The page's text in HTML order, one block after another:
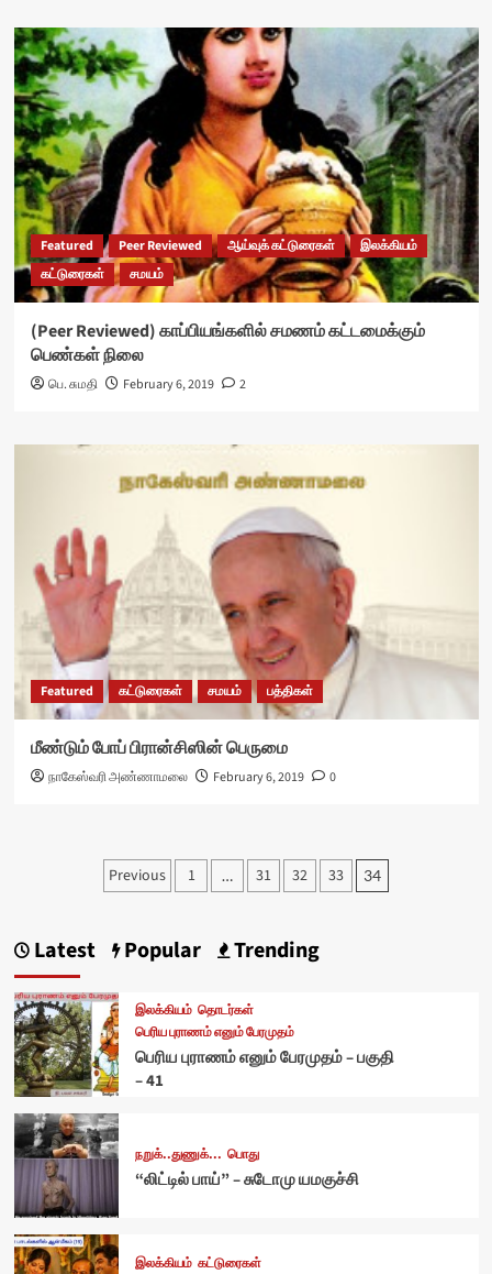
Featured Peer Reviewed ஆய்வுக் கட்டுரைகள்
இலக்கியம்
கட்டுரைகள்
சமயம்
(Peer Reviewed) காப்பியங்களில் சமணம் கட்டமைக்கும்
பெண்கள் நிலை
பெ. சுமதி February 6, 2019 2
Featured கட்டுரைகள் சமயம் பத்திகள்
மீண்டும் போப் பிரான்சிஸின் பெருமை
நாகேஸ்வரி அண்ணாமலை February 6, 2019 0
Posts
Previous 1 … 31 32 33 34
Latest Popular Trending
இலக்கியம் தொடர்கள்
பெரிய புராணம் எனும் பேரமுதம்
பெரிய புராணம் எனும் பேரமுதம் – பகுதி
– 41
நறுக்..துணுக்... பொது
“லிட்டில் பாய்” – சுடோமு யமகுச்சி
இலக்கியம் கட்டுரைகள்